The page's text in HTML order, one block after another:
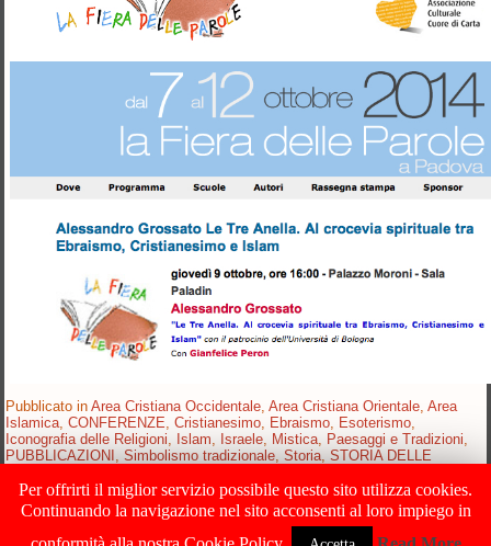
Pubblicato in Area Cristiana Occidentale ,Area Cristiana Orientale ,Area
Islamica ,CONFERENZE ,Cristianesimo Ebraismo Esoterismo
Iconografia delle Religioni
Islam Israele Mistica Paesaggi e Tradizioni
PUBBLICAZIONI ,Simbolismo tradizionale ,Storia ,STORIA DELLE
Fiera delle Parole,Gianfelice Peron,Palazzo Moroni,Sala Paladin|Lascia
un commento
Per offrirti il miglior servizio possibile questo sito utilizza cookies.
Continuando la navigazione nel sito acconsenti al loro impiego in